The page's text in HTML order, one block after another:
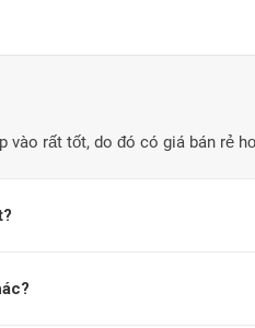
việc, giải trí dễ dàng hơn.
được phân phối tại cửa hàng
rất tốt, do đó có giá bán rẻ